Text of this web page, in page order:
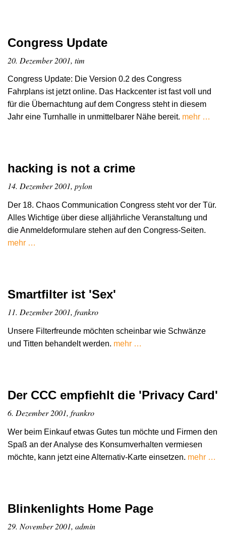
Congress Update
20. Dezember 2001, tim
Congress Update: Die Version 0.2 des Congress
Fahrplans ist jetzt online. Das Hackcenter ist fast voll und
für die Übernachtung auf dem Congress steht in diesem
Jahr eine Turnhalle in unmittelbarer Nähe bereit. mehr …
hacking is not a crime
14. Dezember 2001, pylon
Der 18. Chaos Communication Congress steht vor der Tür.
Alles Wichtige über diese alljährliche Veranstaltung und
die Anmeldeformulare stehen auf den Congress-Seiten.
mehr …
Smartfilter ist 'Sex'
11. Dezember 2001, frankro
Unsere Filterfreunde möchten scheinbar wie Schwänze
und Titten behandelt werden. mehr …
Der CCC empfiehlt die 'Privacy Card'
6. Dezember 2001, frankro
Wer beim Einkauf etwas Gutes tun möchte und Firmen den
Spaß an der Analyse des Konsumverhalten vermiesen
möchte, kann jetzt eine Alternativ-Karte einsetzen. mehr …
Blinkenlights Home Page
29. November 2001, admin